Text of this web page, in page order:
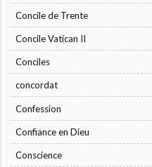
Concile de Trente
Concile Vatican II
Conciles
concordat
Confession
Confiance en Dieu
Conscience